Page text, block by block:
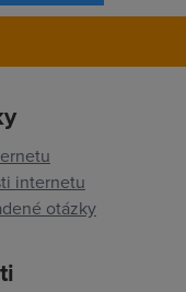
internetu
otázky